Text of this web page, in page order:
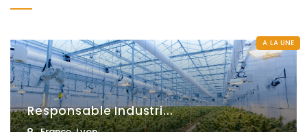
A LA UNE
Responsable Industri...